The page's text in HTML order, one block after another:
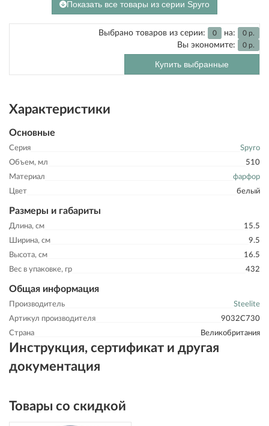
Показать все товары из серии Spyro
Выбрано товаров из серии: 0 на: 0 р.
Вы экономите: 0 р.
Купить выбранные
Характеристики
Основные
Серия
Spyro
Объем, мл
510
Материал
фарфор
Цвет
белый
Размеры и габариты
Длина, см
15.5
Ширина, см
9.5
Высота, см
16.5
Вес в упаковке, гр
432
Общая информация
Производитель
Steelite
Артикул производителя
9032C730
Страна
Великобритания
Инструкция, сертификат и другая
документация
Товары со скидкой